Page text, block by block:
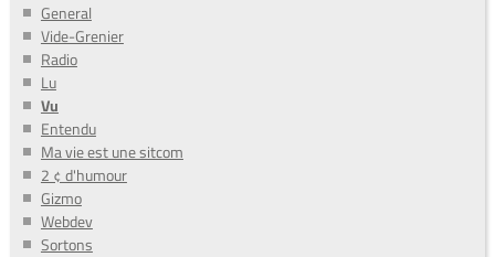
General
Vide-Grenier
Radio
Lu
Vu
Entendu
Ma vie est une sitcom
2 ¢ d'humour
Gizmo
Webdev
Sortons